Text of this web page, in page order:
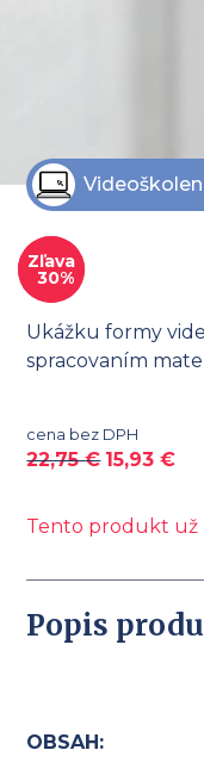
Zľava
Zľava
30%
Ukážku formy
spracovaním
cena bez DPH
22,75€ 15,93€
Tento produkt už
Popis
OBSAH: